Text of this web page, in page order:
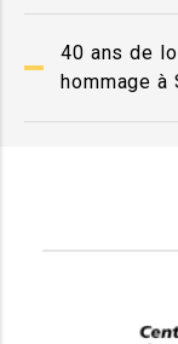
40 ans de
hommage à